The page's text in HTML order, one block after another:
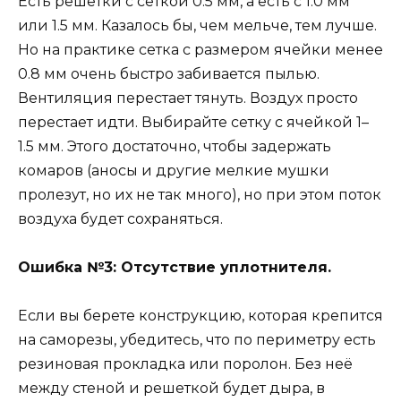
или 1.5 мм. Казалось бы, чем мельче, тем лучше.
Но на практике сетка с размером ячейки менее
0.8 мм очень быстро забивается пылью.
Вентиляция перестает тянуть. Воздух просто
перестает идти. Выбирайте сетку с ячейкой 1–
1.5 мм. Этого достаточно, чтобы задержать
комаров (аносы и другие мелкие мушки
пролезут, но их не так много), но при этом поток
воздуха будет сохраняться.
Ошибка №3: Отсутствие уплотнителя.
Если вы берете конструкцию, которая крепится
на саморезы, убедитесь, что по периметру есть
резиновая прокладка или поролон. Без неё
между стеной и решеткой будет дыра, в